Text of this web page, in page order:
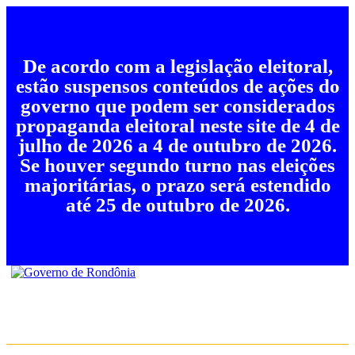
De acordo com a legislação eleitoral,
estão suspensos conteúdos de ações do
governo que podem ser considerados
propaganda eleitoral neste site de 4 de
julho de 2026 a 4 de outubro de 2026.
Se houver segundo turno nas eleições
majoritárias, o prazo será estendido
até 25 de outubro de 2026.